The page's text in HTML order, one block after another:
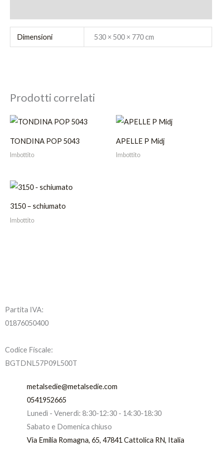
Dimensioni 530 × 500 × 770 cm
Prodotti correlati
TONDINA POP 5043
Imbottito
APELLE P Midj
Imbottito
3150 – schiumato
Imbottito
Partita IVA:
01876050400
Codice Fiscale:
BGTDNL57P09L500T
metalsedie@metalsedie.com
0541952665
Lunedì - Venerdì: 8:30-12:30 - 14:30-18:30
Sabato e Domenica chiuso
Via Emilia Romagna, 65, 47841 Cattolica RN, Italia